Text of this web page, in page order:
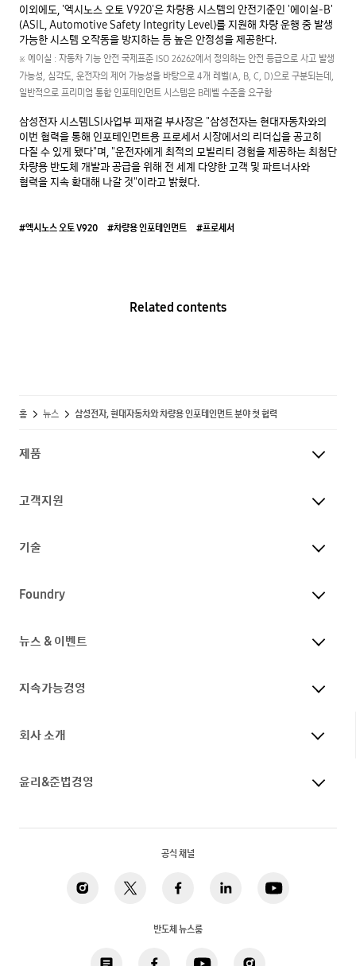
이외에도, '엑시노스 오토 V920'은 차량용 시스템의 안전기준인 '에이실-B'
(ASIL, Automotive Safety Integrity Level)를 지원해 차량 운행 중 발생
※ 에이실 : 자동차 기능 안전 국제표준 ISO 26262에서 정의하는 안전 등급으로 사고 발생
가능성, 심각도, 운전자의 제어 가능성을 바탕으로 4개 레벨(A, B, C, D)으로 구분되는데,
일반적으로 프리미엄 통합 인포테인먼트 시스템은 B레벨 수준을 요구함
삼성전자 시스템LSI사업부 피재걸 부사장은 "삼성전자는 현대자동차와의
이번 협력을 통해 인포테인먼트용 프로세서 시장에서의 리더십을 공고히
다질 수 있게 됐다"며, "운전자에게 최적의 모빌리티 경험을 제공하는 최첨단
차량용 반도체 개발과 공급을 위해 전 세계 다양한 고객 및 파트너사와
협력을 지속 확대해 나갈 것"이라고 밝혔다.
#엑시노스 오토 V920 #차량용 인포테인먼트 #프로세서
Related contents
홈 뉴스 삼성전자, 현대자동차와 차량용 인포테인먼트 분야 첫 협력
제품
고객지원
기술
Foundry
뉴스 & 이벤트
지속가능경영
회사 소개
윤리&준법경영
공식 채널
반도체 뉴스룸